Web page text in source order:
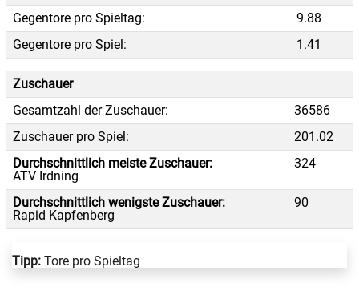
Gegentore pro Spieltag:
9.88
Gegentore pro Spiel:
1.41
Zuschauer
Gesamtzahl der Zuschauer:
36586
Zuschauer pro Spiel:
201.02
Durchschnittlich meiste Zuschauer:
ATV Irdning
324
Durchschnittlich wenigste Zuschauer:
Rapid Kapfenberg
90
Tipp: Tore pro Spieltag